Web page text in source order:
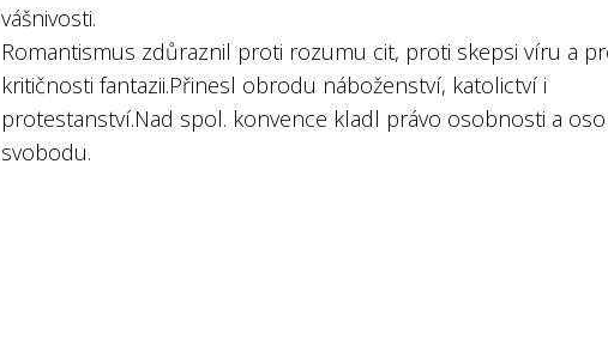
vášnivosti.
Romantismus zdůraznil proti rozumu cit, proti skepsi víru a
kritičnosti fantazii.Přinesl obrodu náboženství, katolictví i
protestanství.Nad spol. konvence kladl právo osobnosti a
svobodu.